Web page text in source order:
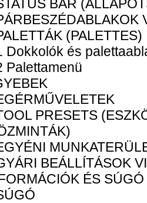
BAR
(PALETTES)
Dokkolók és
Palettamenü
PRESETS
BEÁLLÍTÁSOK
ÉS SÚGÓ